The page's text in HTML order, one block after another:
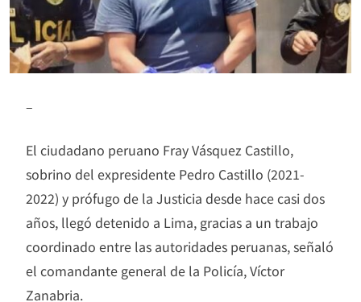
–
El ciudadano peruano Fray Vásquez Castillo,
sobrino del expresidente Pedro Castillo (2021-
2022) y prófugo de la Justicia desde hace casi dos
años, llegó detenido a Lima, gracias a un trabajo
coordinado entre las autoridades peruanas, señaló
el comandante general de la Policía, Víctor
Zanabria.